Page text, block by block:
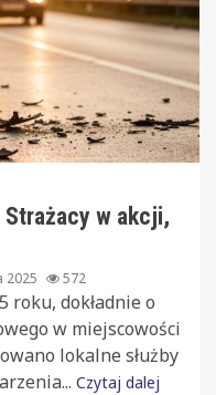
Strażacy w akcji,
2025 572
roku, dokładnie o
w miejscowości
lokalne służby
Czytaj dalej